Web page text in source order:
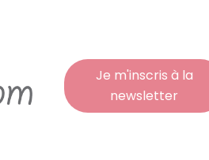
Je m'inscris à la
newsletter